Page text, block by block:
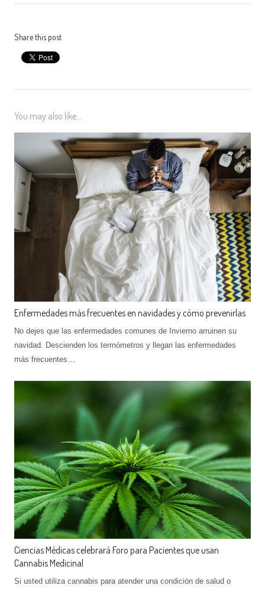
Share this post
You may also like...
Enfermedades más frecuentes en navidades y cómo prevenirlas
No dejes que las enfermedades comunes de Invierno arruinen su
navidad. Descienden los termómetros y llegan las enfermedades
más frecuentes…
Ciencias Médicas celebrará Foro para Pacientes que usan
Cannabis Medicinal
Si usted utiliza cannabis para atender una condición de salud o